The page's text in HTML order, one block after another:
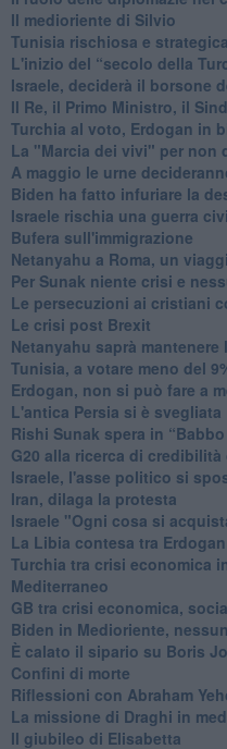
Il medioriente di Silvio
Tunisia rischiosa e
L'inizio del “secolo della
Israele, deciderà il borsone
Il Re, il Primo Ministro, il
Turchia al voto, Erdogan in
La "Marcia dei vivi" per non
A maggio le urne
Biden ha fatto infuriare la
Israele rischia una guerra
Bufera sull'immigrazione
Netanyahu a Roma, un
Per Sunak niente crisi e
Le persecuzioni ai cristiani
Le crisi post Brexit
Netanyahu saprà mantenere
Tunisia, a votare meno del
Erdogan, non si può fare a
L'antica Persia si è svegliata
Rishi Sunak spera in “Babbo
G20 alla ricerca di credibilità
Israele, l'asse politico si
Iran, dilaga la protesta
Israele "Ogni cosa si
La Libia contesa tra
Turchia tra crisi economica
Mediterraneo
GB tra crisi economica,
Biden in Medioriente,
È calato il sipario su Boris
Confini di morte
Riflessioni con Abraham
La missione di Draghi in
Il giubileo di Elisabetta